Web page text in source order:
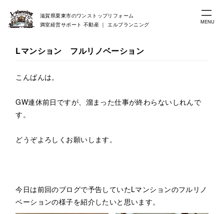
MENU
滋賀県栗東市のワンストップリフォーム
満室経営サポート 不動産 ｜ エルプランニング
Lマンション フルリノベーション
こんばんは。
GW連休前日ですが、溜まった仕事が終わらないしれんで
す。
どうぞよろしくお願いします。
今日は前回のブログで予告していたLマンションのフルリノ
ベーションの様子を紹介したいと思います。